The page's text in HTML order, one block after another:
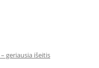
geriausia išeitis